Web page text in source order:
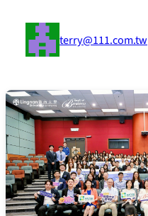
terry@111.com.tw